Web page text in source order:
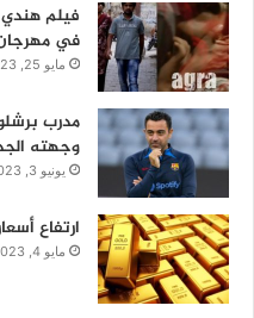
فيلم
في
مايو 25, 2023
مدرب
وجهته
يونيو 3, 2023
ارتفاع
مايو 4, 2023